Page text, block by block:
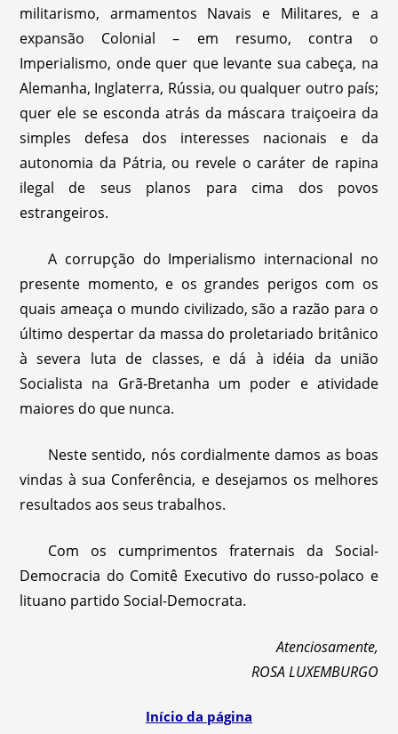
militarismo, armamentos Navais e Militares, e a
expansão Colonial – em resumo, contra o
Imperialismo, onde quer que levante sua cabeça, na
Alemanha, Inglaterra, Rússia, ou qualquer outro país;
quer ele se esconda atrás da máscara traiçoeira da
simples defesa dos interesses nacionais e da
autonomia da Pátria, ou revele o caráter de rapina
ilegal de seus planos para cima dos povos
estrangeiros.
A corrupção do Imperialismo internacional no
presente momento, e os grandes perigos com os
quais ameaça o mundo civilizado, são a razão para o
último despertar da massa do proletariado britânico
à severa luta de classes, e dá à idéia da união
Socialista na Grã-Bretanha um poder e atividade
maiores do que nunca.
Neste sentido, nós cordialmente damos as boas
vindas à sua Conferência, e desejamos os melhores
resultados aos seus trabalhos.
Com os cumprimentos fraternais da Social-
Democracia do Comitê Executivo do russo-polaco e
lituano partido Social-Democrata.
Atenciosamente,
ROSA LUXEMBURGO
Início da página